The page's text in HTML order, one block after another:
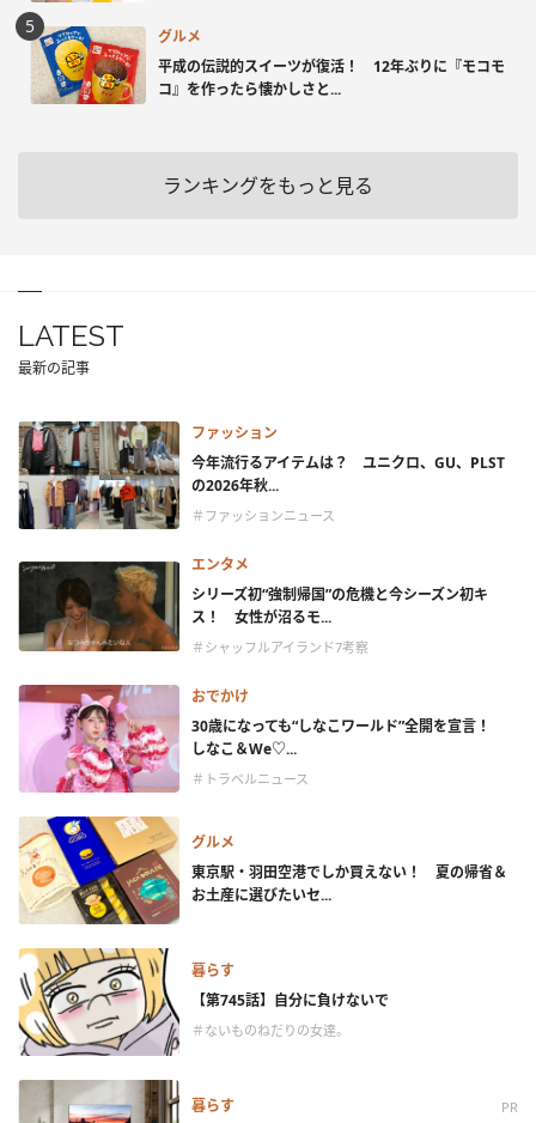
グルメ
平成の伝説的スイーツが復活！ 12年ぶりに『モコモ
コ』を作ったら懐かしさと...
ランキングをもっと見る
LATEST
最新の記事
ファッション
今年流行るアイテムは？ ユニクロ、GU、PLST
の2026年秋...
＃ファッションニュース
エンタメ
シリーズ初“強制帰国”の危機と今シーズン初キ
ス！ 女性が沼るモ...
＃シャッフルアイランド7考察
おでかけ
30歳になっても“しなこワールド”全開を宣言！
しなこ＆We♡...
＃トラベルニュース
グルメ
東京駅・羽田空港でしか買えない！ 夏の帰省＆
お土産に選びたいセ...
暮らす
【第745話】自分に負けないで
＃ないものねだりの女達。
暮らす PR